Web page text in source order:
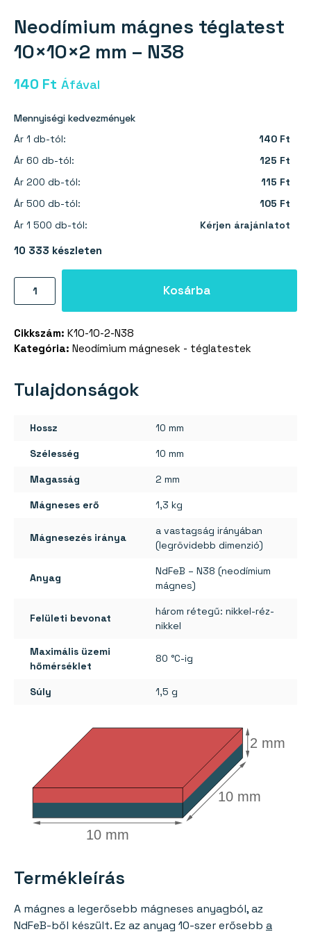
Neodímium mágnes téglatest
10×10×2 mm – N38
140 Ft Áfával
Mennyiségi kedvezmények
Ár 1 db-tól:
140 Ft
Ár 60 db-tól:
125 Ft
Ár 200 db-tól:
115 Ft
Ár 500 db-tól:
105 Ft
Ár 1 500 db-tól:
Kérjen árajánlatot
10 333 készleten
Neodímium
mágnes
10×10×2
mm
N38
mennyiség
Kosárba
Cikkszám: K10-10-2-N38
Kategória: Neodímium mágnesek - téglatestek
Tulajdonságok
Hossz 10 mm
Szélesség 10 mm
Magasság 2 mm
Mágneses erő 1,3 kg
Mágnesezés iránya
a vastagság irányában
(legrövidebb dimenzió)
Anyag
NdFeB – N38 (neodímium
mágnes)
Felületi bevonat
három rétegű: nikkel-réz-
nikkel
Maximális üzemi
hőmérséklet
80 °C-ig
Súly 1,5 g
2 mm
10 mm
10 mm
Termékleírás
A mágnes a legerősebb mágneses anyagból, az
NdFeB-ből készült. Ez az anyag 10-szer erősebb a